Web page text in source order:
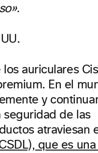
auriculares
En el
y
seguridad de las
atraviesan
que es